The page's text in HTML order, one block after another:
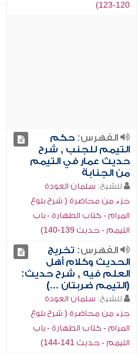
120-123)
الفهرس:حكم
التيمم للجنب , شرح
حديث عمار في التيمم
من الجنابة
للشيخ: سلمان العودة
جزء من محاضرة ( شرح بلوغ
المرام - كتاب الطهارة - باب
التيمم - حديث 139-140)
الفهرس: تخريج
الحديث وكلام أهل
العلم فيه , شرح حديث:
(التيمم ضربتان ...)
للشيخ: سلمان العودة
جزء من محاضرة ( شرح بلوغ
المرام - كتاب الطهارة - باب
التيمم - حديث 141-144)